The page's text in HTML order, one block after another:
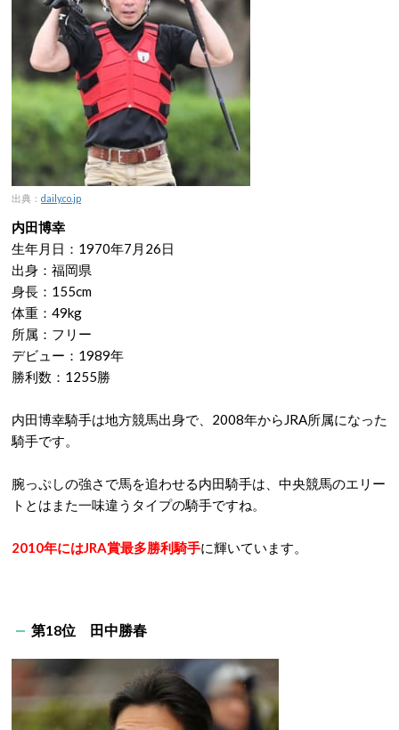
出典： daily.co.jp
内田博幸
生年月日：1970年7月26日
出身：福岡県
身長：155cm
体重：49kg
所属：フリー
デビュー：1989年
勝利数：1255勝
内田博幸騎手は地方競馬出身で、2008年からJRA所属になった
騎手です。
腕っぷしの強さで馬を追わせる内田騎手は、中央競馬のエリー
トとはまた一味違うタイプの騎手ですね。
2010年にはJRA賞最多勝利騎手に輝いています。
第18位 田中勝春